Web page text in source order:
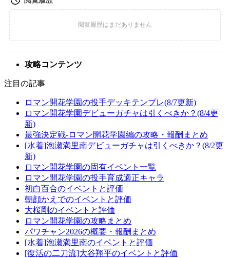
攻略コンテンツ
注目の記事
ロマン開花学園の投手デッキテンプレ(8/7更新)
ロマン開花学園デビューガチャは引くべきか？(8/4更
新)
最強決定戦-ロマン開花学園編の攻略・報酬まとめ
[水着]泡瀬満里南デビューガチャは引くべきか？(8/2更
新)
ロマン開花学園の固有イベント一覧
ロマン開花学園の投手育成適正キャラ
初白百合のイベントと評価
朝顔かえでのイベントと評価
大桜剛のイベントと評価
ロマン開花学園の攻略まとめ
パワチャン2026の概要・報酬まとめ
[水着]泡瀬満里南のイベントと評価
[復活の二刀流]大谷翔平のイベントと評価